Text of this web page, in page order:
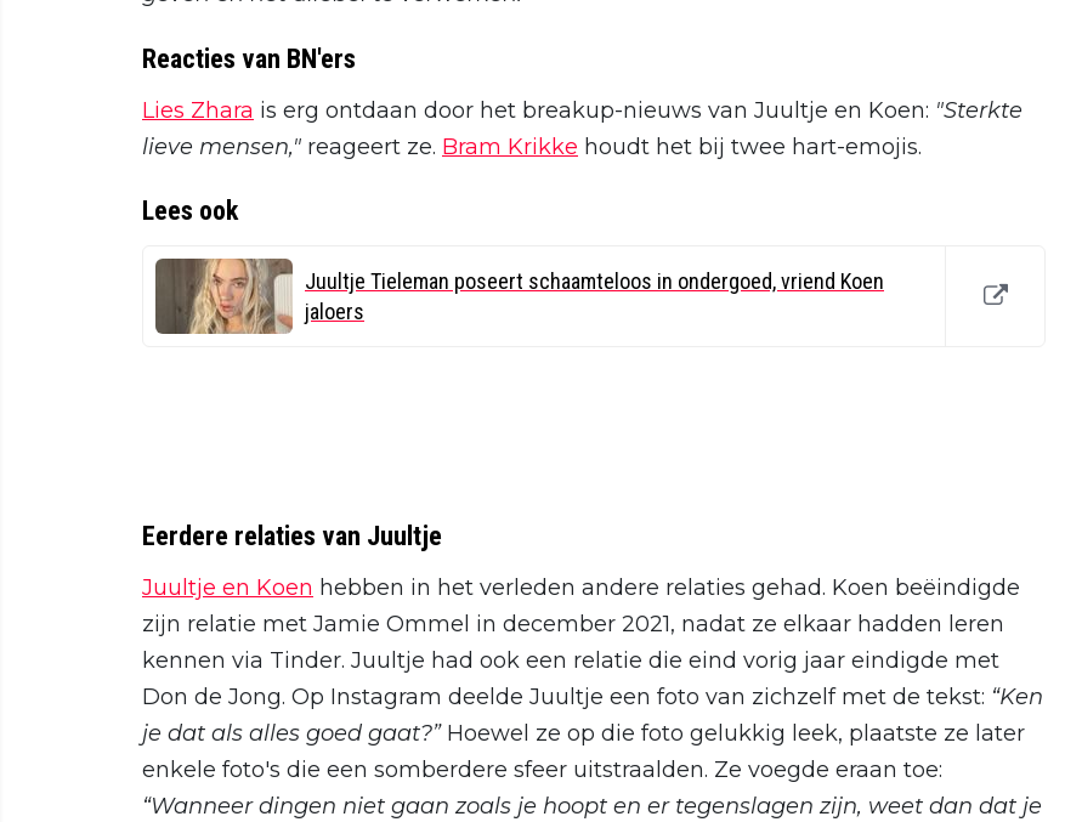
Reacties van BN'ers
Lies Zhara is erg ontdaan door het breakup-nieuws van Juultje en Koen: "Sterkte
lieve mensen," reageert ze. Bram Krikke houdt het bij twee hart-emojis.
Lees ook
Juultje Tieleman poseert schaamteloos in ondergoed, vriend Koen
jaloers
Eerdere relaties van Juultje
Juultje en Koen hebben in het verleden andere relaties gehad. Koen beëindigde
zijn relatie met Jamie Ommel in december 2021, nadat ze elkaar hadden leren
kennen via Tinder. Juultje had ook een relatie die eind vorig jaar eindigde met
Don de Jong. Op Instagram deelde Juultje een foto van zichzelf met de tekst: “Ken
je dat als alles goed gaat?”Hoewel ze op die foto gelukkig leek, plaatste ze later
enkele foto's die een somberdere sfeer uitstraalden. Ze voegde eraan toe:
“Wanneer dingen niet gaan zoals je hoopt en er tegenslagen zijn, weet dan dat je